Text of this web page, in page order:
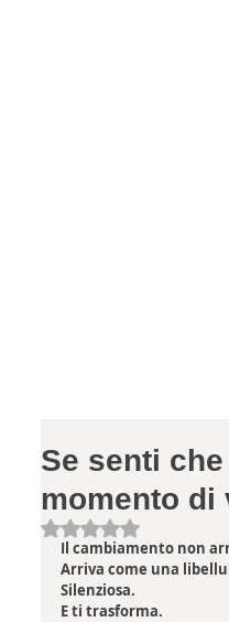
Se senti
momento di
Valutazione NaN
Il cambiamento non
Arriva come una
Silenziosa.
E ti trasforma.